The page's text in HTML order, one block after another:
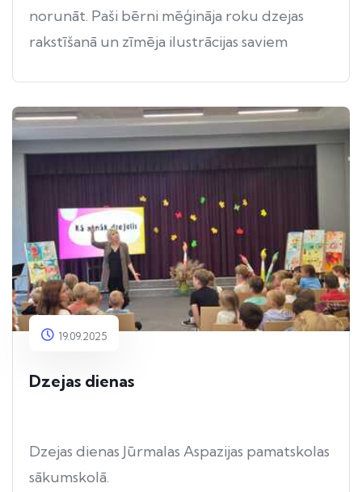
norunāt. Paši bērni mēģināja roku dzejas
rakstīšanā un zīmēja ilustrācijas saviem
19.09.2025
Dzejas dienas
Dzejas dienas Jūrmalas Aspazijas pamatskolas
sākumskolā.